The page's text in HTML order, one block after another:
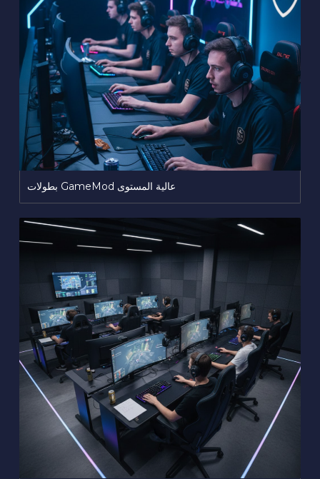
بطولات GameMod عالية المستوى